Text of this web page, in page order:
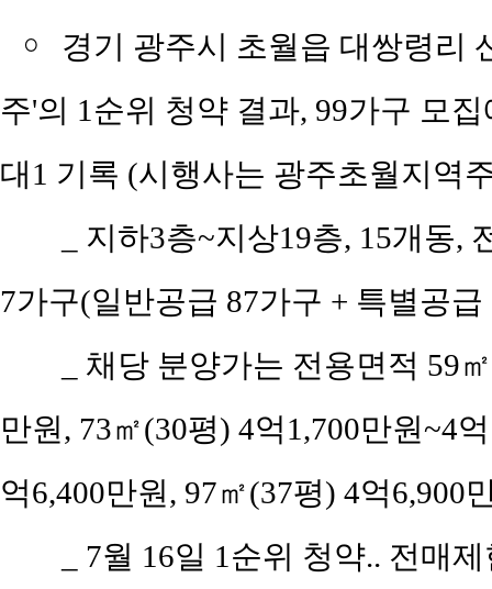
￮
경기 광주시 초월읍 대쌍령리
주'의 1순위 청약 결과, 99가구 모
대1 기록 (시행사는 광주초월지역
_ 지하3층~지상19층, 15개동,
7가구(일반공급 87가구 + 특별공급
_ 채당 분양가는 전용면적 59
만원, 73㎡(30평) 4억1,700만원~4
억6,400만원, 97㎡(37평) 4억6,900
_ 7월 16일 1순위 청약.. 전매